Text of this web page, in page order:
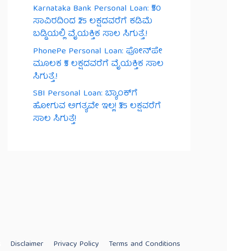
Karnataka Bank Personal Loan: ₹50
ಸಾವಿರದಿಂದ ₹25 ಲಕ್ಷದವರೆಗೆ ಕಡಿಮೆ
ಬಡ್ಡಿಯಲ್ಲಿ ವೈಯಕ್ತಿಕ ಸಾಲ ಸಿಗುತ್ತೆ.!
PhonePe Personal Loan: ಫೋನ್‌ಪೇ
ಮೂಲಕ ₹5 ಲಕ್ಷದವರೆಗೆ ವೈಯಕ್ತಿಕ ಸಾಲ
ಸಿಗುತ್ತೆ.!
SBI Personal Loan: ಬ್ಯಾಂಕ್‌ಗೆ
ಹೋಗುವ ಅಗತ್ಯವೇ ಇಲ್ಲ! ₹35 ಲಕ್ಷವರೆಗೆ
ಸಾಲ ಸಿಗುತ್ತೆ!
Disclaimer Privacy Policy Terms and Conditions